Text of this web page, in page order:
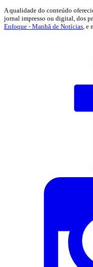
A qualidade do conteúdo
jornal impresso ou digital, dos
Enfoque - Manhã de Notícias , e